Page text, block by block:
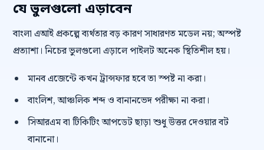
যে ভুলগুলো এড়াবেন
বাংলা এআই প্রকল্পে ব্যর্থতার বড় কারণ সাধারণত মডেল নয়; অস্পষ্ট
প্রত্যাশা। নিচের ভুলগুলো এড়ালে পাইলট অনেক স্থিতিশীল হয়।
মানব এজেন্টে কখন ট্রান্সফার হবে তা স্পষ্ট না করা।
বাংলিশ, আঞ্চলিক শব্দ ও বানানভেদ পরীক্ষা না করা।
সিআরএম বা টিকিটিং আপডেট ছাড়া শুধু উত্তর দেওয়ার বট
বানানো।